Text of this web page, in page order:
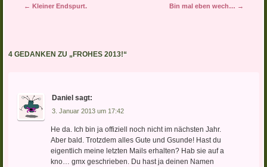
Artikel-Navigation
← Kleiner Endspurt. Bin mal eben wech… →
4 GEDANKEN ZU „FROHES 2013!“
Daniel sagt:
3. Januar 2013 um 17:42
He da. Ich bin ja offiziell noch nicht im nächsten Jahr.
Aber bald. Trotzdem alles Gute und Gsunde! Hast du
eigentlich meine letzten Mails erhalten? Hab sie auf a
kno… gmx geschrieben. Du hast ja deinen Namen